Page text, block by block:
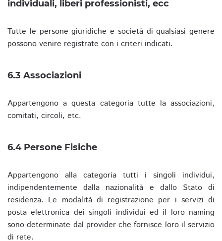
individuali, liberi professionisti, ecc
Tutte le persone giuridiche e società di qualsiasi genere
possono venire registrate con i criteri indicati.
6.3 Associazioni
Appartengono a questa categoria tutte la associazioni,
comitati, circoli, etc.
6.4 Persone Fisiche
Appartengono alla categoria tutti i singoli individui,
indipendentemente dalla nazionalità e dallo Stato di
residenza. Le modalità di registrazione per i servizi di
posta elettronica dei singoli individui ed il loro naming
sono determinate dal provider che fornisce loro il servizio
di rete.